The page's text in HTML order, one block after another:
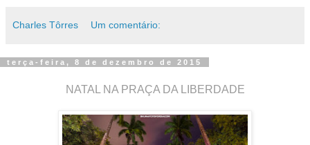
Charles Tôrres Um comentário:
terça-feira, 8 de dezembro de 2015
NATAL NA PRAÇA DA LIBERDADE